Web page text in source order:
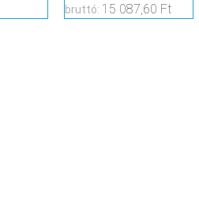
bruttó: 15 087,60 Ft